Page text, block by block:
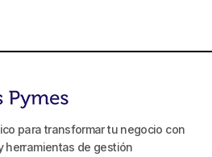
para transformar tu negocio con
herramientas de gestión